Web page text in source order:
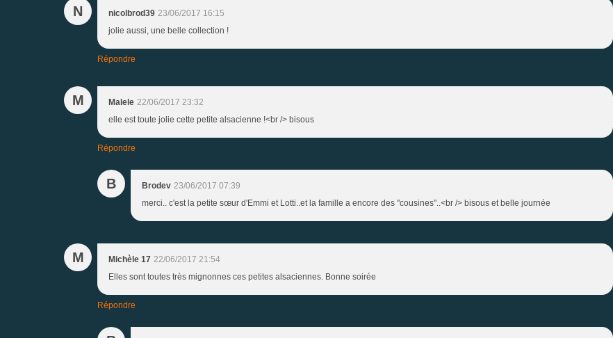
N nicolbrod39 23/06/2017 16:15
jolie aussi, une belle collection !
Répondre
M Malele 22/06/2017 23:32
elle est toute jolie cette petite alsacienne !<br /> bisous
Répondre
B Brodev 23/06/2017 07:39
merci.. c'est la petite sœur d'Emmi et Lotti..et la famille a encore des "cousines"..<br /> bisous et belle journée
M Michèle 17 22/06/2017 21:54
Elles sont toutes très mignonnes ces petites alsaciennes. Bonne soirée
Répondre